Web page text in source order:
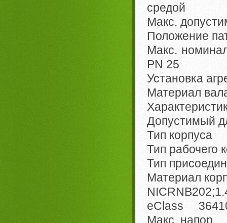
средой
Макс.
Положение
Макс.
PN 25
Установка
Материал
Допустимый
Тип корпуса
Тип
Тип
Материал
eClass
Макс. напор